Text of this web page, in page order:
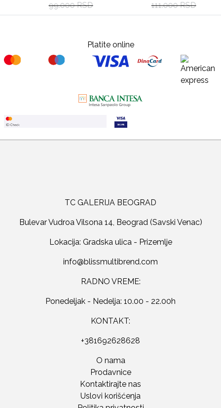
99.000 RSD 111.000 RSD
Platite online
TC GALERIJA BEOGRAD
Bulevar Vudroa Vilsona 14, Beograd (Savski Venac)
Lokacija: Gradska ulica - Prizemlje
RADNO VREME:
Ponedeljak - Nedelja: 10.00 - 22.00h
KONTAKT:
+381692628628
O nama
Prodavnice
Kontaktirajte nas
Uslovi korišćenja